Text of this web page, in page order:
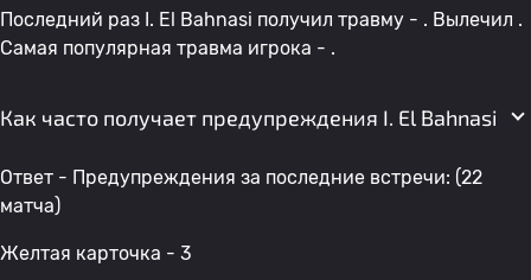
Последний раз I. El Bahnasi получил травму - . Вылечил .
Самая популярная травма игрока - .
Как часто получает предупреждения I. El Bahnasi
Ответ - Предупреждения за последние встречи: (22
матча)
Желтая карточка - 3